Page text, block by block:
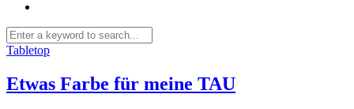
Tabletop
Etwas Farbe für meine TAU